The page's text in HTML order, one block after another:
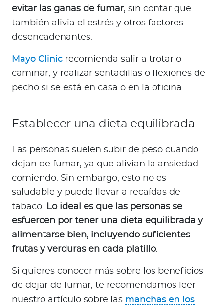
evitar las ganas de fumar, sin contar que
también alivia el estrés y otros factores
desencadenantes.
Mayo Clinic recomienda salir a trotar o
caminar, y realizar sentadillas o flexiones de
pecho si se está en casa o en la oficina.
Establecer una dieta equilibrada
Las personas suelen subir de peso cuando
dejan de fumar, ya que alivian la ansiedad
comiendo. Sin embargo, esto no es
saludable y puede llevar a recaídas de
tabaco. Lo ideal es que las personas se
esfuercen por tener una dieta equilibrada y
alimentarse bien, incluyendo suficientes
frutas y verduras en cada platillo.
Si quieres conocer más sobre los beneficios
de dejar de fumar, te recomendamos leer
nuestro artículo sobre las manchas en los